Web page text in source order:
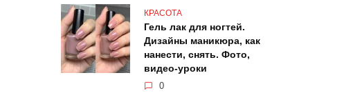
КРАСОТА
Гель лак для ногтей.
Дизайны маникюра, как
нанести, снять. Фото,
видео-уроки
0